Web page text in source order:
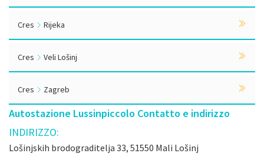
Cres Rijeka
Cres Veli Lošinj
Cres Zagreb
Autostazione Lussinpiccolo Contatto e indirizzo
INDIRIZZO:
Lošinjskih brodograditelja 33, 51550 Mali Lošinj